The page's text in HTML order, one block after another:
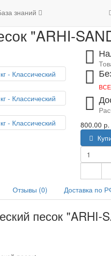
знаний
Кинетический песок "ARHI-
"ARHI-
800.00 р.
Отзывы (0) Доставка по
песок "ARHI-